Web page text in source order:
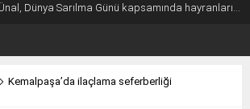
Tuğba Ünal, Dünya Sarılma Günü kapsamında hayranlarıyla buluştu
Kemalpaşa’da ilaçlama seferberliği